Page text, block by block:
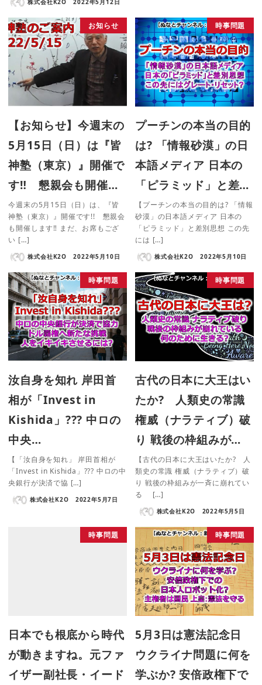
お知らせ
【お知らせ】今週末の
5月15日（日）は『皆
神塾（東京）』開催で
す‼ 懇親会も開催…
今週末の5月15日（日）は、『皆
神塾（東京）』開催です!! 懇親会
も開催します‼ まだ、お席もござ
い […]
株式会社K2O 2022年5月10日
時事問題
プーチンの本当の目的
は? 「情報砂漠」の日
本語メディア 日本の
「ピラミッド」と差…
【プーチンの本当の目的は? 「情報
砂漠」の日本語メディア 日本の
「ピラミッド」と差別思想 この先
には […]
株式会社K2O 2022年5月10日
時事問題
汝自身を知れ 岸田首
相が「Invest in
Kishida」??? 中ロの
中央…
【「汝自身を知れ」 岸田首相が
「Invest in Kishida」??? 中ロの中
央銀行が決済で協 […]
株式会社K2O 2022年5月7日
時事問題
古代の日本に大王はい
たか? 人類史の常識
権威（ナラティブ）破
り 戦後の枠組みが…
【古代の日本に大王はいたか? 人
類史の常識 権威（ナラティブ）破
り 戦後の枠組みが一斉に崩れてい
る […]
株式会社K2O 2022年5月5日
時事問題
日本でも根底から時代
が動きますね。元ファ
イザー副社長・イード
時事問題
5月3日は憲法記念日
ウクライナ問題に何を
学ぶか? 安倍政権下で